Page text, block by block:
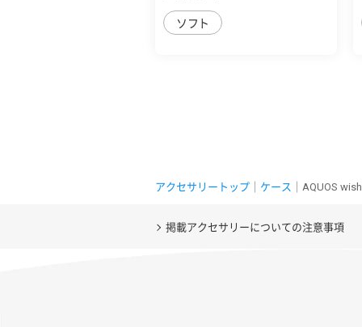
ソフト
アクセサリートップ ケース ｜AQUOS
掲載アクセサリーについての注意事項